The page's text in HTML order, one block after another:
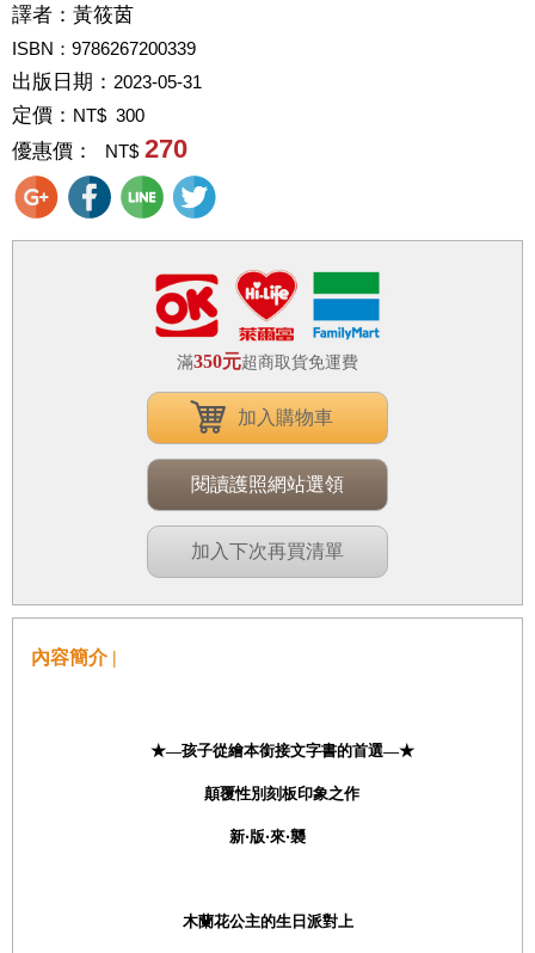
譯者： 黃筱茵
ISBN：9786267200339
出版日期： 2023-05-31
定價： NT$ 300
優惠價： NT$ 270
滿350元超商取貨免運費
加入購物車
閱讀護照網站選領
加入下次再買清單
內容簡介 |
★—孩子從繪本銜接文字書的首選—★
顛覆性別刻板印象之作
新‧版‧來‧襲
木蘭花公主的生日派對上